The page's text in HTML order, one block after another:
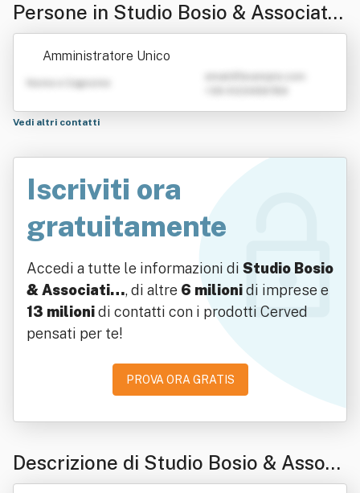
Persone in Studio Bosio & Associati
Srl - Società Tra Professionisti In Sig
la Studio Bosio & Associati Srl - S.t.
Amministratore Unico
Nome e Cognome
Vedi altri contatti
Iscriviti ora
gratuitamente
Accedi a tutte le informazioni di Studio Bosio
& Associati…, di altre 6 milionidi imprese e
13 milionidi contatti con i prodotti Cerved
pensati per te!
PROVA ORA GRATIS
Descrizione di Studio Bosio & Associ